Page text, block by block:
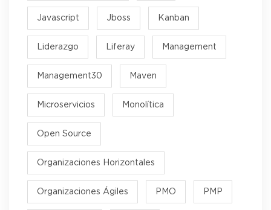
Javascript Jboss Kanban
Liderazgo Liferay Management
Management30 Maven
Microservicios Monolítica
Open Source
Organizaciones Horizontales
Organizaciones Ágiles PMO PMP